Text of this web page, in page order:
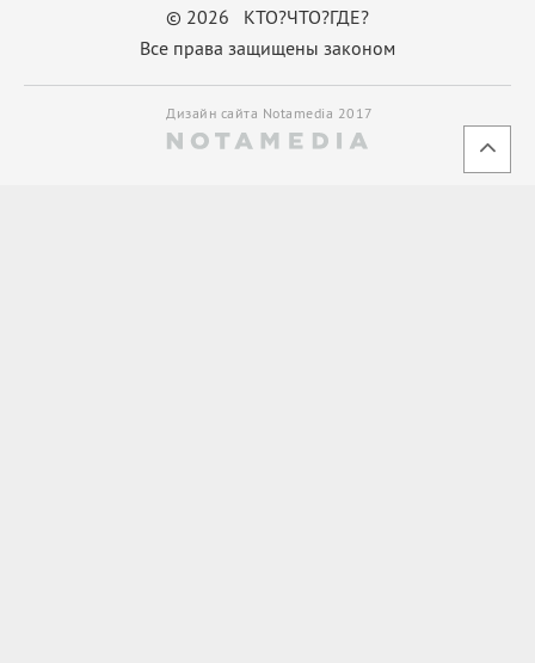
© 2026 КТО?ЧТО?ГДЕ?
Все права защищены законом
Дизайн сайта Notamedia 2017